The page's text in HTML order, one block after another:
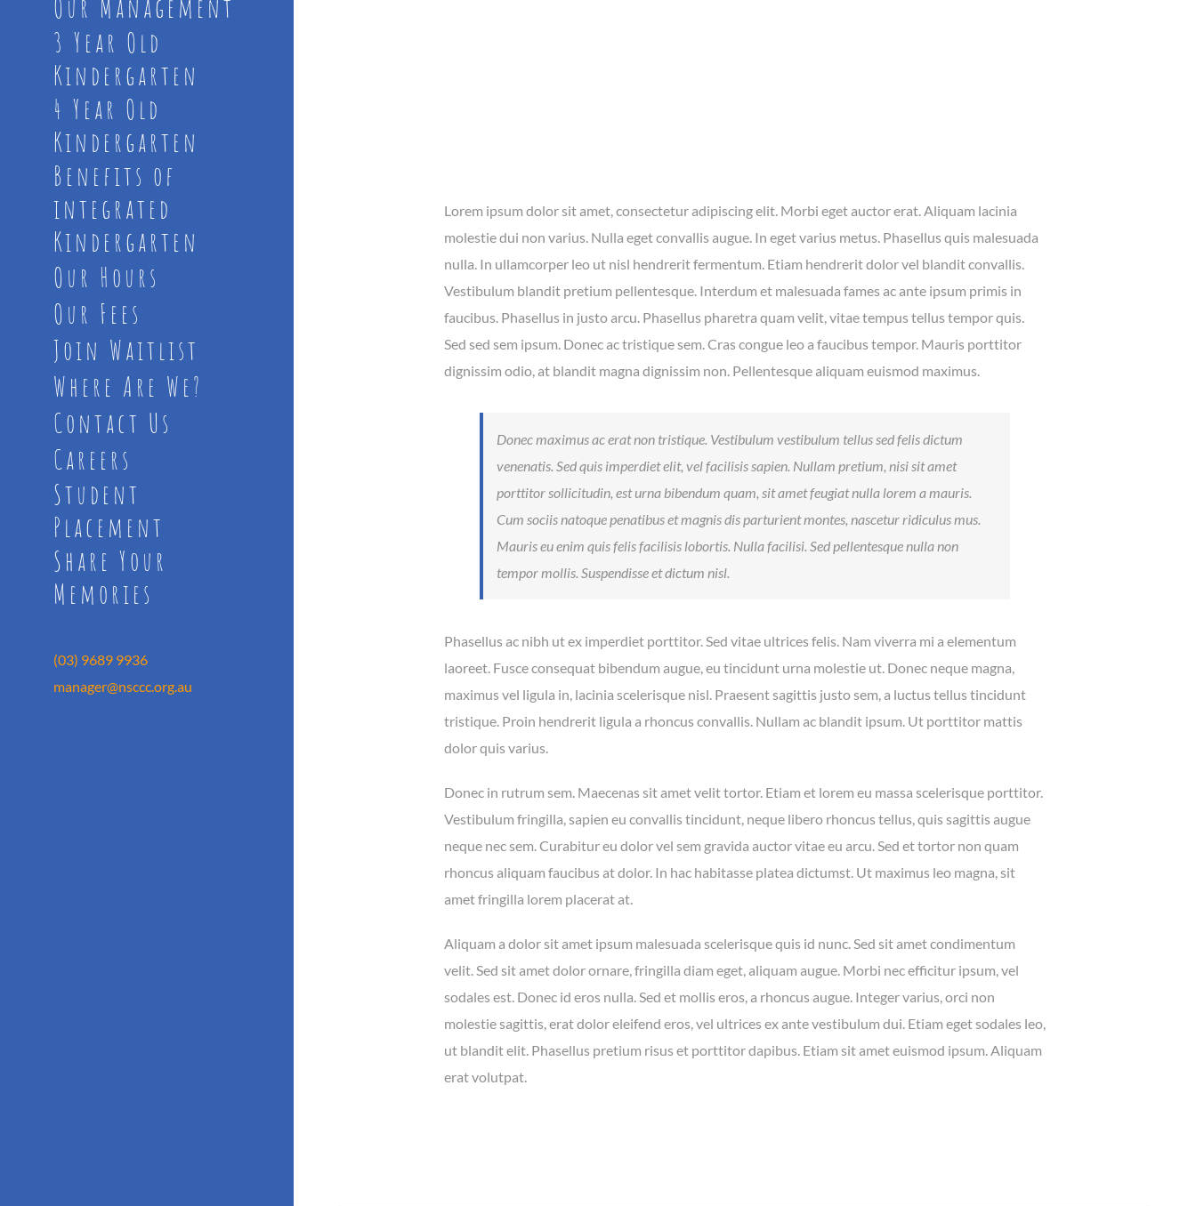
Our Management
3 Year Old
Kindergarten
4 Year Old
Kindergarten
Benefits of
integrated
Kindergarten
Our Hours
Our Fees
Join Waitlist
Where Are We?
Contact Us
Careers
Student
Placement
Share Your
Memories
(03) 9689 9936
manager@nsccc.org.au
Lorem ipsum dolor sit amet, consectetur adipiscing elit. Morbi eget auctor erat. Aliquam lacinia
molestie dui non varius. Nulla eget convallis augue. In eget varius metus. Phasellus quis malesuada
nulla. In ullamcorper leo ut nisl hendrerit fermentum. Etiam hendrerit dolor vel blandit convallis.
Vestibulum blandit pretium pellentesque. Interdum et malesuada fames ac ante ipsum primis in
faucibus. Phasellus in justo arcu. Phasellus pharetra quam velit, vitae tempus tellus tempor quis.
Sed sed sem ipsum. Donec ac tristique sem. Cras congue leo a faucibus tempor. Mauris porttitor
dignissim odio, at blandit magna dignissim non. Pellentesque aliquam euismod maximus.
Donec maximus ac erat non tristique. Vestibulum vestibulum tellus sed felis dictum
venenatis. Sed quis imperdiet elit, vel facilisis sapien. Nullam pretium, nisi sit amet
porttitor sollicitudin, est urna bibendum quam, sit amet feugiat nulla lorem a mauris.
Cum sociis natoque penatibus et magnis dis parturient montes, nascetur ridiculus mus.
Mauris eu enim quis felis facilisis lobortis. Nulla facilisi. Sed pellentesque nulla non
tempor mollis. Suspendisse et dictum nisl.
Phasellus ac nibh ut ex imperdiet porttitor. Sed vitae ultrices felis. Nam viverra mi a elementum
laoreet. Fusce consequat bibendum augue, eu tincidunt urna molestie ut. Donec neque magna,
maximus vel ligula in, lacinia scelerisque nisl. Praesent sagittis justo sem, a luctus tellus tincidunt
tristique. Proin hendrerit ligula a rhoncus convallis. Nullam ac blandit ipsum. Ut porttitor mattis
dolor quis varius.
Donec in rutrum sem. Maecenas sit amet velit tortor. Etiam et lorem eu massa scelerisque porttitor.
Vestibulum fringilla, sapien eu convallis tincidunt, neque libero rhoncus tellus, quis sagittis augue
neque nec sem. Curabitur eu dolor vel sem gravida auctor vitae eu arcu. Sed et tortor non quam
rhoncus aliquam faucibus at dolor. In hac habitasse platea dictumst. Ut maximus leo magna, sit
amet fringilla lorem placerat at.
Aliquam a dolor sit amet ipsum malesuada scelerisque quis id nunc. Sed sit amet condimentum
velit. Sed sit amet dolor ornare, fringilla diam eget, aliquam augue. Morbi nec efficitur ipsum, vel
sodales est. Donec id eros nulla. Sed et mollis eros, a rhoncus augue. Integer varius, orci non
molestie sagittis, erat dolor eleifend eros, vel ultrices ex ante vestibulum dui. Etiam eget sodales leo,
ut blandit elit. Phasellus pretium risus et porttitor dapibus. Etiam sit amet euismod ipsum. Aliquam
erat volutpat.